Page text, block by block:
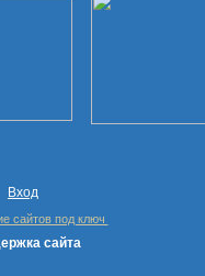
Вход
сайта